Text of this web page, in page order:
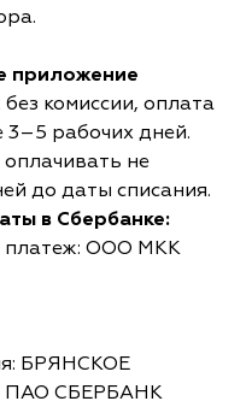
приложение
комиссии, оплата
3–5 рабочих дней.
не
до даты списания.
в Сбербанке:
платеж: ООО МКК
БРЯНСКОЕ
ПАО СБЕРБАНК